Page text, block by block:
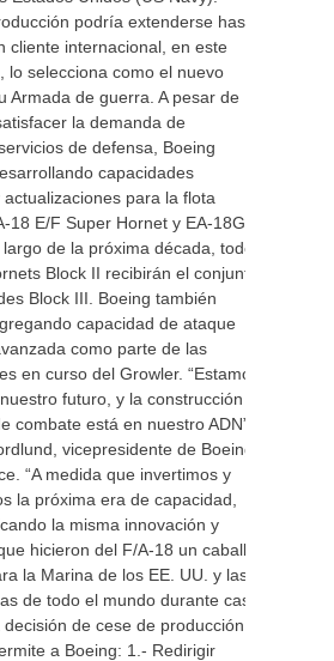
podría extenderse hasta
cliente internacional, en este
lo selecciona como el nuevo
Armada de guerra. A pesar de
la demanda de
de defensa, Boeing
capacidades
para la flota
18 E/F Super Hornet y EA-18G
de la próxima década, todos
Block II recibirán el conjunto
Block III. Boeing también
capacidad de ataque
como parte de las
en curso del Growler. “Estamos
futuro, y la construcción
combate está en nuestro ADN”,
vicepresidente de Boeing
“A medida que invertimos y
la próxima era de capacidad,
la misma innovación y
hicieron del F/A-18 un caballo
la Marina de los EE. UU. y las
de todo el mundo durante casi
decisión de cese de producción
a Boeing: 1.- Redirigir